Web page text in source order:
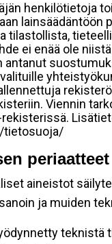
henkilötietoja
lainsäädäntöön
tilastollista,
ei enää ole
antanut
Viennin
rekisterissä.
tietosuoja/
periaatteet
aineistot
ja muiden
teknistä